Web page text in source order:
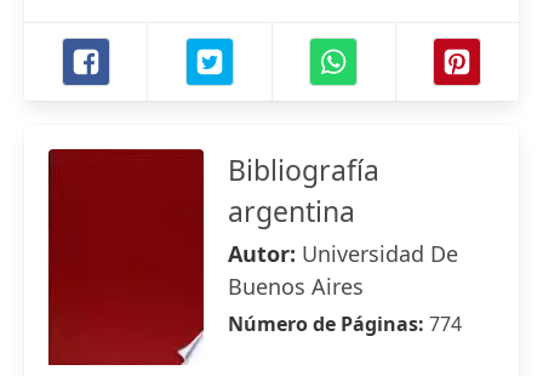
Bibliografía
argentina
Autor: Universidad De
Buenos Aires
Número de Páginas: 774